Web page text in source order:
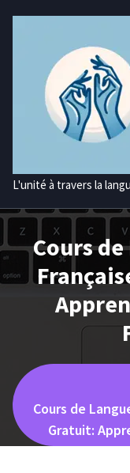
L'unité à travers la
Cours
Cours de
Gratuit: